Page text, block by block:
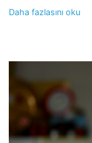
Daha fazlasını oku